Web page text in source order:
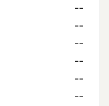
--
--
--
--
--
--